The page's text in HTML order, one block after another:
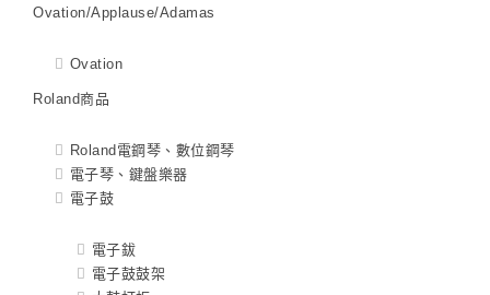
Ovation/Applause/Adamas
Ovation
Roland商品
Roland電鋼琴、數位鋼琴
電子琴、鍵盤樂器
電子鼓
電子鈸
電子鼓鼓架